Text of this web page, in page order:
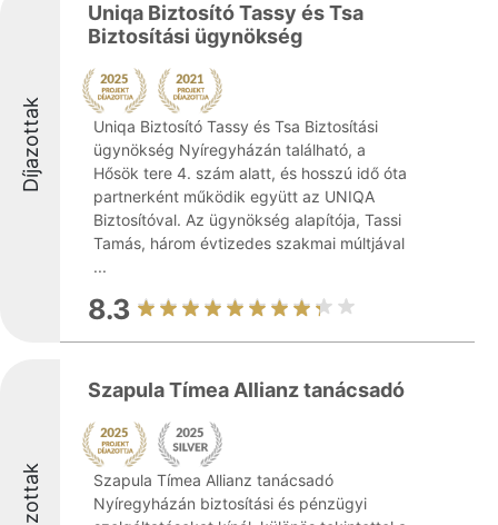
Díjazottak
Uniqa Biztosító Tassy és Tsa
Biztosítási ügynökség
Uniqa Biztosító Tassy és Tsa Biztosítási
ügynökség Nyíregyházán található, a
Hősök tere 4. szám alatt, és hosszú idő óta
partnerként működik együtt az UNIQA
Biztosítóval. Az ügynökség alapítója, Tassi
Tamás, három évtizedes szakmai múltjával
...
8.3
Szapula Tímea Allianz tanácsadó
Szapula Tímea Allianz tanácsadó
Nyíregyházán biztosítási és pénzügyi